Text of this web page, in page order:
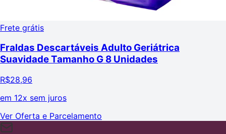
Frete grátis
Fraldas Descartáveis Adulto Geriátrica
Suavidade Tamanho G 8 Unidades
R$28,96
em 12x sem juros
Ver Oferta e Parcelamento